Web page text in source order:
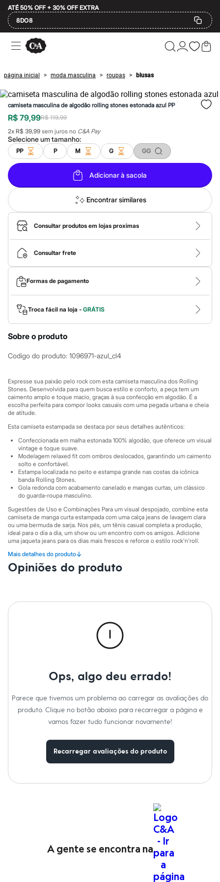
ATÉ 50% OFF + 30% OFF EXTRA
8DO8
Ofertas
Compre por Departamento
Masculino
Infantil
Calçados
Mindse7
Plus Size
Até 20% off
Até 40% off
Até 60% off
A partir de 60% off
Feminino
Em alta
Inverno
Alfaiataria
Novidades
Roupas
Blusas e Camisetas
Básicos
Calças
Casacos e Jaquetas
Jeans
Macacões
Saias
Shorts e Bermudas
Vestidos
Acessórios
Bolsas
Bonés e Chapéus
Bijoux
Cintos
Relógios
Botas
Sandálias
Sapatilhas
Tênis
Marcas
City
Clock House
Sawary
Yessica
Moda esportiva
Acessórios
Blusas
Calçados
Leggings
Shorts e Bermudas
Tops
Moda íntima
Calcinhas
Cintas e Modeladores
Meias
Pijamas
Sutiãs e Tops
Moda praia
Saídas de praia
Personagens
Shorts e Saias
Em alta
Dia dos Pais
Camisetas e Regatas
Casacos e Jaquetas
página inicial > moda masculina > roupas > blusas
camiseta masculina de algodão rolling stones estonada azul PP
R$ 79,99R$ 119,99
2x R$ 39,99 sem juros no C&A Pay
Selecione umtamanho:
PP P M G GG
Adicionar à sacola
Encontrar similares
Consultar produtos em lojas proximas
Consultar frete
Formas de pagamento
Troca fácil na loja - GRÁTIS
Sobre o produto
Codigo do produto: 1096971-azul_cl4
Expresse sua paixão pelo rock com esta camiseta masculina dos Rolling
Stones. Desenvolvida para quem busca estilo e conforto, a peça tem um
caimento amplo e toque macio, graças à sua confecção em algodão. É a
escolha perfeita para compor looks casuais com uma pegada urbana e cheia
de atitude.
Esta camiseta estampada se destaca por seus detalhes autênticos:
Confeccionada em malha estonada 100% algodão, que oferece um visual
vintage e toque suave.
Modelagem relaxed fit com ombros deslocados, garantindo um caimento
solto e confortável.
Estampa localizada no peito e estampa grande nas costas da icônica
banda Rolling Stones.
Gola redonda com acabamento canelado e mangas curtas, um clássico
do guarda-roupa masculino.
Sugestões de Uso e Combinações Para um visual despojado, combine esta
camiseta de manga curta estampada com uma calça jeans de lavagem clara
ou uma bermuda de sarja. Nos pés, um tênis casual completa a produção,
ideal para o dia a dia, um show ou um encontro com os amigos. Adicione
uma jaqueta jeans para os dias mais frescos e reforce o estilo rock'n'roll.
A gente se encontra na C&A! ❤/42
O Modelo veste tamanho M.
Mais detalhes do produto↓
Informacoes gerais:
Cuidados com a peca:
Temperatura até 40ºC.
Não secar em secadora.
Secar na vertical.
Passar em temperatura média.
Lavar a seco.
Opiniões do produto
Ops, algo deu errado!
Parece que tivemos um problema ao carregar as avaliações do
produto. Clique no botão abaixo para recarregar a página e
vamos fazer tudo funcionar novamente!
Recarregar avaliações do produto
A gente se encontra na